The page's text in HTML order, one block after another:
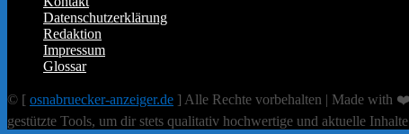
Datenschutzerklärung
Redaktion
Impressum
Glossar
© [ osnabruecker-anzeiger.de ] Alle Rechte vorbehalten | Made with
gestützte Tools, um dir stets qualitativ hochwertige und aktuelle